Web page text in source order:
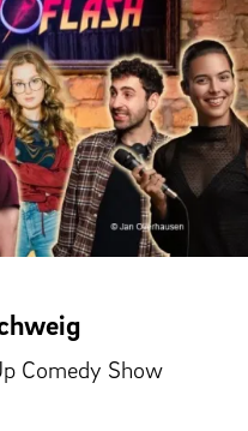
Comedy Show